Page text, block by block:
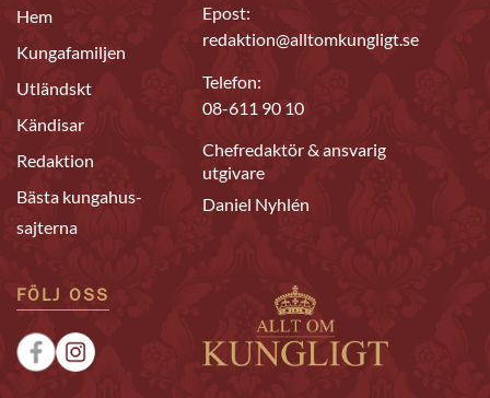
Hem
Kungafamiljen
Utländskt
Kändisar
Redaktion
Bästa kungahus-
sajterna
Epost:
redaktion@alltomkungligt.se
Telefon:
08-611 90 10
Chefredaktör & ansvarig
utgivare
Daniel Nyhlén
FÖLJ OSS